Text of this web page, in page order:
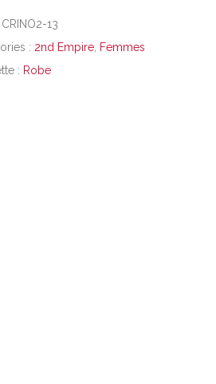
CRINO2-13
: 2nd Empire, Femmes
: Robe